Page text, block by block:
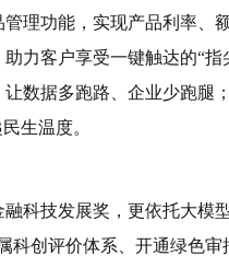
理功能，实现产品利率、
力客户享受一键触达的“指
数据多跑路、企业少跑腿
生温度。
科技发展奖，更依托大模
科创评价体系、开通绿色